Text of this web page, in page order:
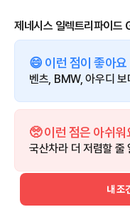
제네시스 일렉트리파이
😄 이런 점이 좋아요
벤츠, BMW, 아우디
🥺 이런 점은 아쉬워
국산차라 더 저렴할 줄
내 조